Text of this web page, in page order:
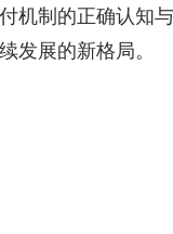
机制的正确认知
展的新格局。